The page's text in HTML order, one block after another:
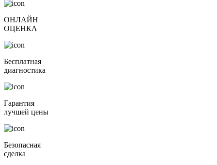
ОНЛАЙН
ОЦЕНКА
Бесплатная
диагностика
Гарантия
лучшей цены
Безопасная
сделка